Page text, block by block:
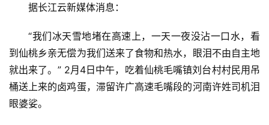
据长江云新媒体消息：
“我们冰天雪地堵在高速上，一天一夜没沾一口水，看
到仙桃乡亲无偿为我们送来了食物和热水，眼泪不由自主地
就出来了。” 2月4日中午，吃着仙桃毛嘴镇刘台村村民用吊
桶送上来的卤鸡蛋，滞留许广高速毛嘴段的河南许姓司机泪
眼婆娑。